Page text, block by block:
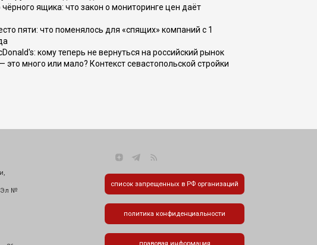
ящика: что закон о мониторинге цен даёт
пяти: что поменялось для «спящих» компаний с 1
кому теперь не вернуться на российский рынок
это много или мало? Контекст севастопольской стройки
Эл №
список запрещенных в РФ организаций
политика конфиденциальности